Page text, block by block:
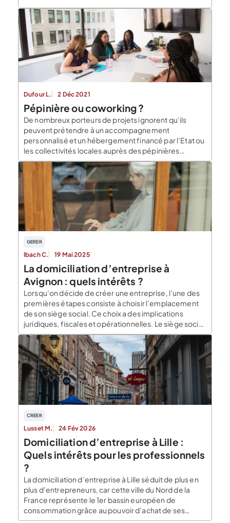
Dufour L. 2 Déc 2021
Pépinière ou coworking ?
De nombreux porteurs de projets ignorent qu’ils
peuvent prétendre à un accompagnement
personnalisé et un hébergement financé par l’Etat ou
les collectivités locales auprès des pépinières
d’entreprises. Ils peuvent également profiter d’une
autre méthode de travail en communauté à la
dimension sociale, le coworking. Nous donnons ci-
dessous quelques pistes et services proposés aux
jeunes créateurs […]
GERER
Ibach C. 19 Mai 2025
La domiciliation d’entreprise à
Avignon : quels intérêts ?
Lorsqu’on décide de créer une entreprise, l’une des
premières étapes consiste à choisir l’emplacement
de son siège social. Ce choix a des implications
juridiques, fiscales et opérationnelles. Le siège social
est l’adresse officielle de l’entreprise, celle qui
figurera sur tous les documents administratifs, légaux
mais également commerciaux. Domicilier son
entreprise à Avignon Les créateurs et […]
CREER
Lusset M. 24 Fév 2026
Domiciliation d’entreprise à Lille :
Quels intérêts pour les professionnels
?
La domiciliation d’entreprise à Lille séduit de plus en
plus d’entrepreneurs, car cette ville du Nord de la
France représente le 1er bassin européen de
consommation grâce au pouvoir d’achat de ses
habitants. Qu’il y a-t-il à savoir à propos de la ville de